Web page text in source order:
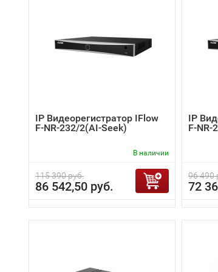
IP Видеорегистратор IFlow
F-NR-232/2(AI-Seek)
В наличии
115 390 руб.
86 542,50 руб.
IP
F-NR-
96 490
72